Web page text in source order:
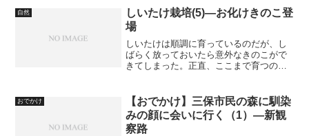
自然
しいたけ栽培(5)―お化けきのこ登
場
しいたけは順調に育っているのだが、し
ばらく放っておいたら意外なきのこがで
きてしまった。正直、ここまで育つのか
おでかけ
【おでかけ】三保市民の森に馴染
みの顔に会いに行く（1）—新観
察路